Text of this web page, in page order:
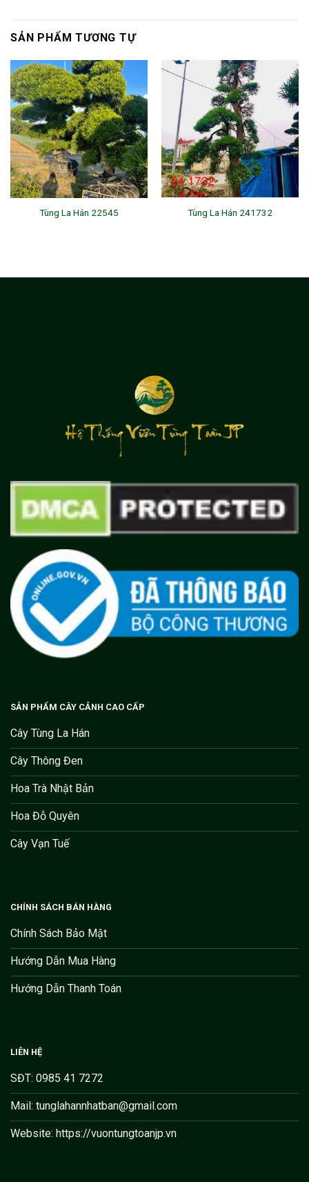
SẢN PHẨM TƯƠNG TỰ
Tùng La Hán 22545 Tùng La Hán 241732
SẢN PHẨM CÂY CẢNH CAO CẤP
Cây Tùng La Hán
Cây Thông Đen
Hoa Trà Nhật Bản
Hoa Đỗ Quyên
Cây Vạn Tuế
CHÍNH SÁCH BÁN HÀNG
Chính Sách Bảo Mật
Hướng Dẫn Mua Hàng
Hướng Dẫn Thanh Toán
LIÊN HỆ
SĐT: 0985 41 7272
Mail: tunglahannhatban@gmail.com
Website: https://vuontungtoanjp.vn